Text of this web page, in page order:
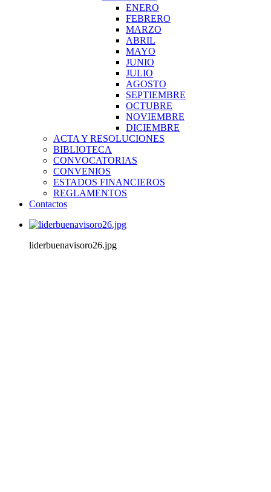
ENERO
FEBRERO
MARZO
ABRIL
MAYO
JUNIO
JULIO
AGOSTO
SEPTIEMBRE
OCTUBRE
NOVIEMBRE
DICIEMBRE
ACTA Y RESOLUCIONES
BIBLIOTECA
CONVOCATORIAS
CONVENIOS
ESTADOS FINANCIEROS
REGLAMENTOS
Contactos
liderbuenavisoro26.jpg